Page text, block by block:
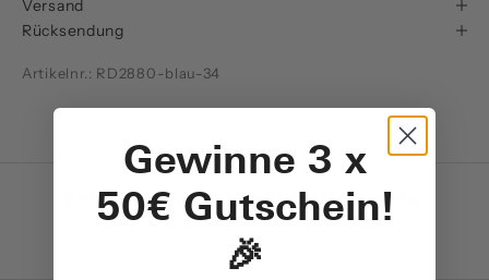
Versand
Rücksendung
Artikelnr.: RD2880-blau-34
Echte Looks. Echte MISSMOmente.
Von unserer Community getragen – echte
Outfits, echte Erfahrungen, echte
Gewinne 3 x
50€ Gutschein!
🎉